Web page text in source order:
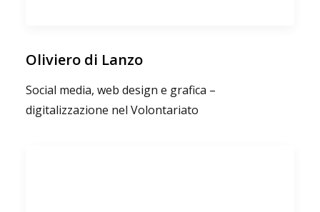
Oliviero di Lanzo
Social media, web design e grafica –
digitalizzazione nel Volontariato